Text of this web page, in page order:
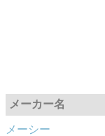
メーカー名
メーシー